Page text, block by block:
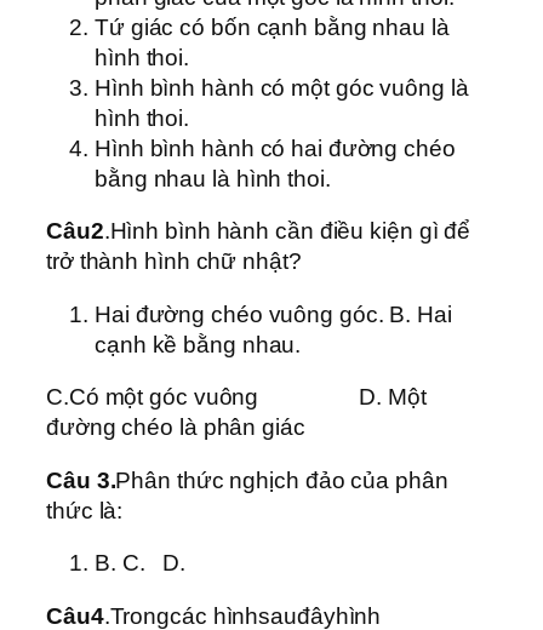
Tứ giác có bốn cạnh bằng nhau là
hình thoi.
Hình bình hành có một góc vuông là
hình thoi.
Hình bình hành có hai đường chéo
bằng nhau là hình thoi.
Câu2.Hình bình hành cần điều kiện gì để
trở thành hình chữ nhật?
Hai đường chéo vuông góc. B. Hai
cạnh kề bằng nhau.
C.Có một góc vuông D. Một
đường chéo là phân giác
Câu 3.Phân thức nghịch đảo của phân
thức là:
B. C. D.
Câu4.Trongcác hìnhsauđâyhình